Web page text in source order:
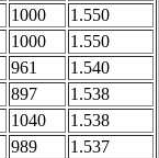
1000 1.550
1000 1.550
961 1.540
897 1.538
1040 1.538
989 1.537